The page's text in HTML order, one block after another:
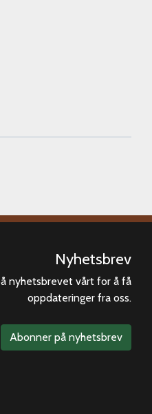
Nyhetsbrev
nyhetsbrevet vårt for å få
oppdateringer fra oss.
Abonner på nyhetsbrev